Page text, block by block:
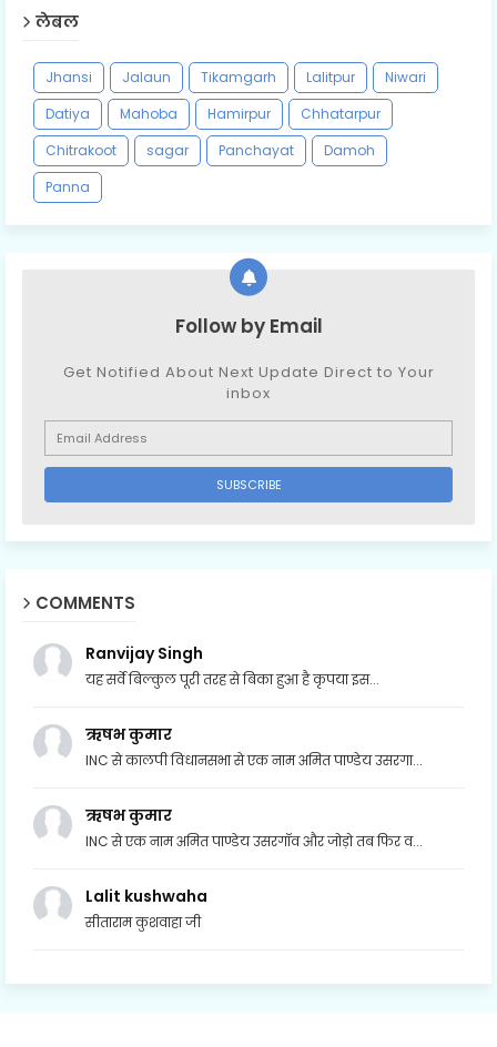
लेबल
Jhansi Jalaun Tikamgarh Lalitpur
Niwari
Datiya
Mahoba Hamirpur
Chhatarpur
Chitrakoot
sagar Panchayat
Damoh
Panna
Follow by Email
Get Notified About Next Update Direct to Your
inbox
COMMENTS
Ranvijay Singh
यह सर्वे बिल्कुल पूरी तरह से बिका हुआ है कृपया इस...
ऋषभ कुमार
INC से कालपी विधानसभा से एक नाम अमित पाण्डेय उसरगा...
ऋषभ कुमार
INC से एक नाम अमित पाण्डेय उसरगॉव और जोड़ो तब फिर व...
Lalit kushwaha
सीताराम कुशवाहा जी